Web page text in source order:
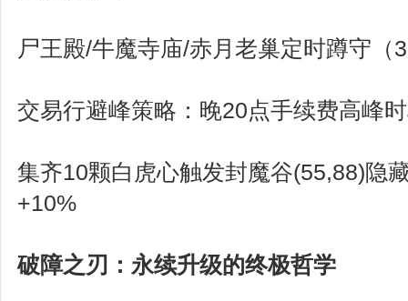
尸王殿/牛魔寺庙/赤月老巢定时蹲守（
交易行避峰策略：晚20点手续费高峰
集齐10颗白虎心触发封魔谷(55,88)隐
+10%
破障之刃：永续升级的终极哲学